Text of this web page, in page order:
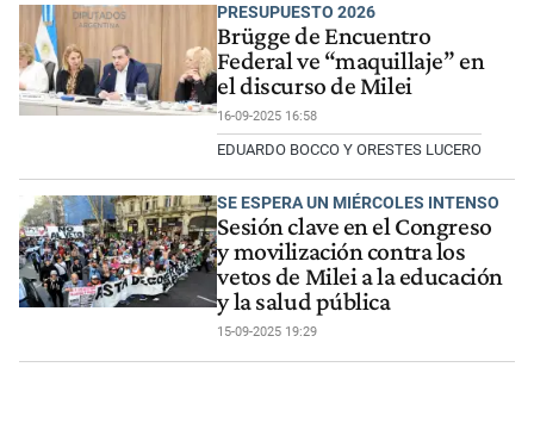
PRESUPUESTO 2026
Brügge de Encuentro
Federal ve “maquillaje” en
el discurso de Milei
16-09-2025 16:58
EDUARDO BOCCO Y ORESTES LUCERO
SE ESPERA UN MIÉRCOLES INTENSO
Sesión clave en el Congreso
y movilización contra los
vetos de Milei a la educación
y la salud pública
15-09-2025 19:29